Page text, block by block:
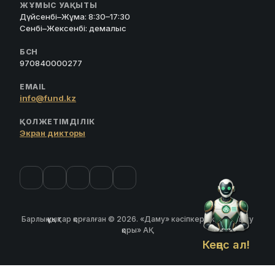
Кеңес ал!
ЖҰМЫС УАҚЫТЫ
Дүйсенбі–Жұма: 8:30–17:30
Сенбі–Жексенбі: демалыс
БСН
970840000277
EMAIL
info@fund.kz
ҚОЛЖЕТІМДІЛІК
Экран дикторы
Барлық құқықтар қорғалған © 2026. «Даму» кәсіпкерлікті дамыту
қоры» АҚ